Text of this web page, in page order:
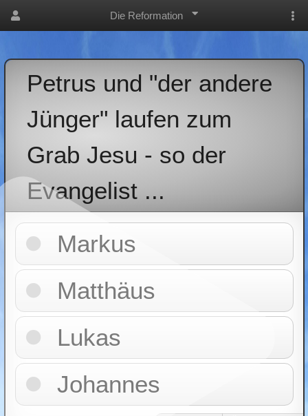
Die Reformation
Petrus und "der andere
Jünger" laufen zum
Grab Jesu - so der
Evangelist ...
Markus
Matthäus
Lukas
Johannes